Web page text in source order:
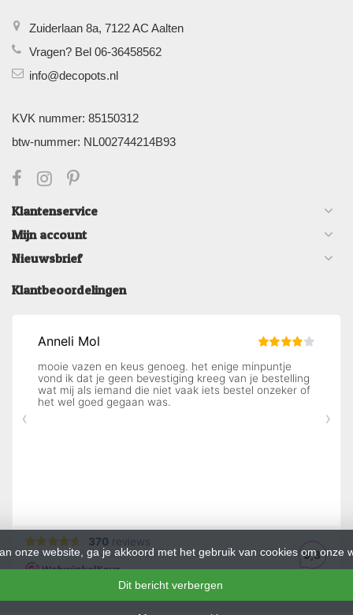
Zuiderlaan 8a, 7122 AC Aalten
Vragen? Bel 06-36458562
info@decopots.nl
KVK nummer: 85150312
btw-nummer: NL002744214B93
Klantenservice
Mijn account
Nieuwsbrief
Klantbeoordelingen
onze website, ga je akkoord met het gebruik van cookies om onze
Dit bericht verbergen